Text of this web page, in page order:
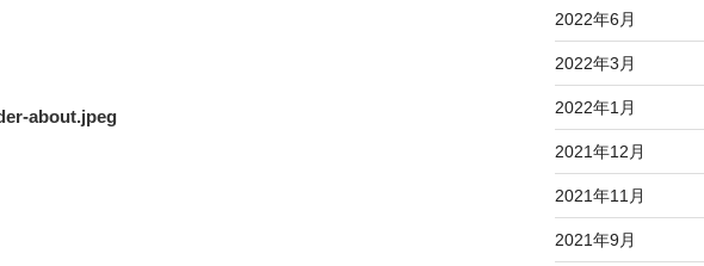
about.jpeg
2022年6月
2022年3月
2022年1月
2021年12月
2021年11月
2021年9月